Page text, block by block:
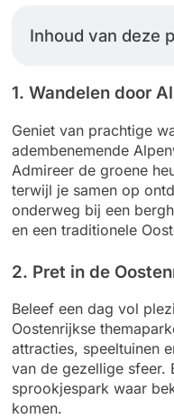
Inhoud van deze
1. Wandelen door
Geniet van prachtige
adembenemende
Admireer de groene
terwijl je samen op
onderweg bij een
en een traditionele
2. Pret in de
Beleef een dag vol
Oostenrijkse
attracties, speeltuinen
van de gezellige sfeer.
sprookjespark waar
komen.